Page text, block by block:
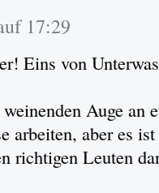
17:29
Eins von
Auge an
arbeiten, aber es
richtigen Leuten